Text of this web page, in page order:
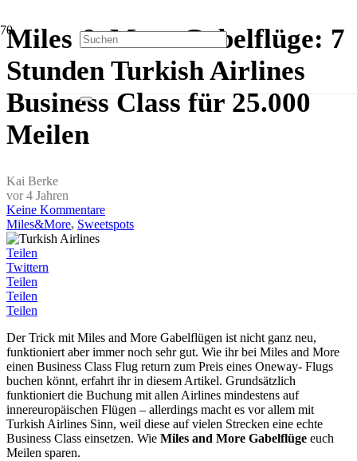
Miles & More Gabelflüge: 7
Stunden Turkish Airlines
Business Class für 25.000
Meilen
Kai Berke
vor 4 Jahren
Keine Kommentare
Miles&More, Sweetspots
Teilen
Twittern
Teilen
Teilen
Teilen
Der Trick mit Miles and More Gabelflügen ist nicht ganz neu,
funktioniert aber immer noch sehr gut. Wie ihr bei Miles and More
einen Business Class Flug return zum Preis eines Oneway- Flugs
buchen könnt, erfahrt ihr in diesem Artikel. Grundsätzlich
funktioniert die Buchung mit allen Airlines mindestens auf
innereuropäischen Flügen – allerdings macht es vor allem mit
Turkish Airlines Sinn, weil diese auf vielen Strecken eine echte
Business Class einsetzen. Wie Miles and More Gabelflüge euch
Meilen sparen.